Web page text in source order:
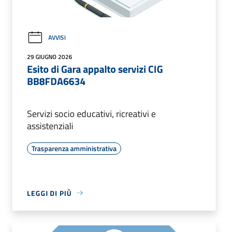
AVVISI
29 GIUGNO 2026
Esito di Gara appalto servizi CIG
BB8FDA6634
Servizi socio educativi, ricreativi e
assistenziali
Trasparenza amministrativa
LEGGI DI PIÙ